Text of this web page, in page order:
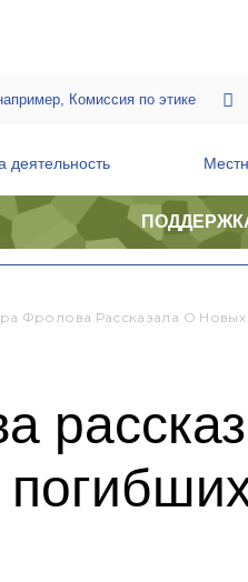
деятельность
Фролова Рассказала О